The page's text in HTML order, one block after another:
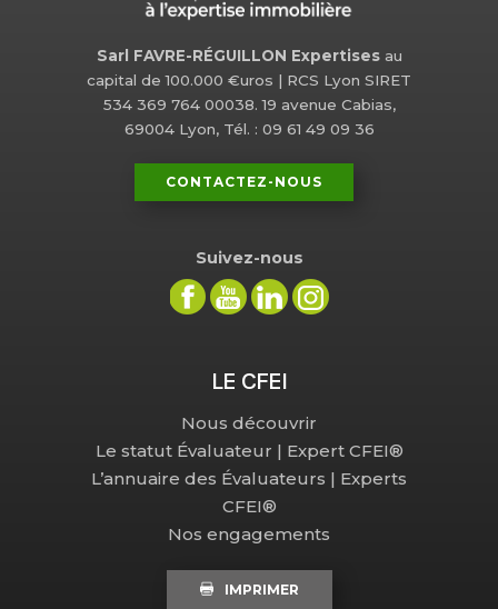
Sarl FAVRE-RÉGUILLON Expertisesau
capital de 100.000 €uros | RCS Lyon SIRET
534 369 764 00038. 19 avenue Cabias,
69004 Lyon, Tél. : 09 61 49 09 36
CONTACTEZ-NOUS
Suivez-nous
LE CFEI
Nous découvrir
Le statut Évaluateur | Expert CFEI®
L’annuaire des Évaluateurs | Experts
CFEI®
Nos engagements
IMPRIMER